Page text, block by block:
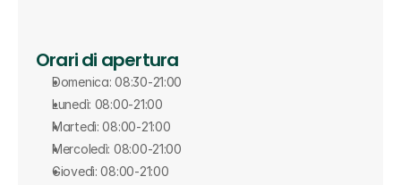
Orari di apertura
Domenica: 08:30-21:00
Lunedì: 08:00-21:00
Martedì: 08:00-21:00
Mercoledì: 08:00-21:00
Giovedì: 08:00-21:00